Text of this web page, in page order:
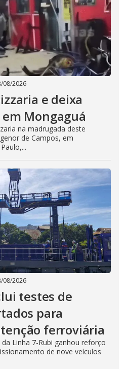
08/2026
e deixa
Mongaguá
na madrugada deste
de Campos, em
08/2026
testes de
para
ferroviária
Linha 7-Rubi ganhou reforço
de nove veículos